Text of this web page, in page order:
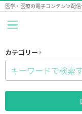
医学・医療の電子コンテンツ配
カテゴリー